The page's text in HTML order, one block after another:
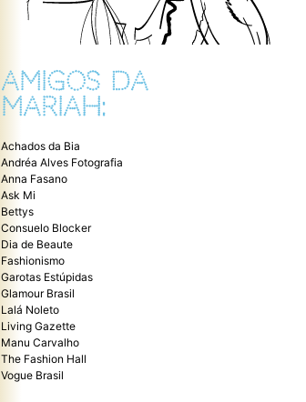
AMIGOS DA
MARIAH:
Achados da Bia
Andréa Alves Fotografia
Anna Fasano
Ask Mi
Bettys
Consuelo Blocker
Dia de Beaute
Fashionismo
Garotas Estúpidas
Glamour Brasil
Lalá Noleto
Living Gazette
Manu Carvalho
The Fashion Hall
Vogue Brasil